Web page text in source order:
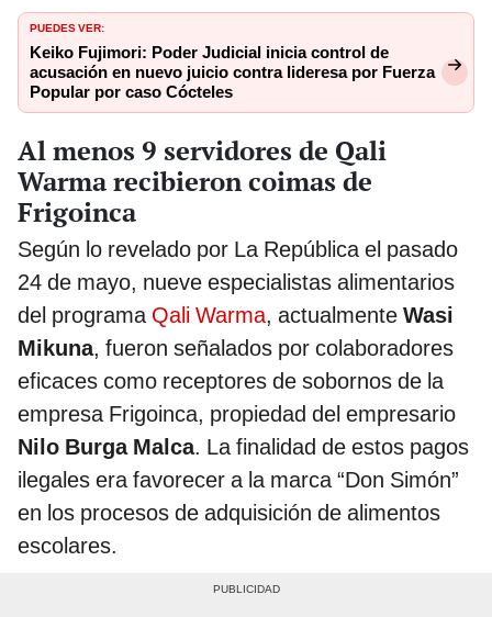
PUEDES VER:
Keiko Fujimori: Poder Judicial inicia control de
acusación en nuevo juicio contra lideresa por Fuerza
Popular por caso Cócteles
Al menos 9 servidores de Qali
Warma recibieron coimas de
Frigoinca
Según lo revelado por La República el pasado
24 de mayo, nueve especialistas alimentarios
del programa Qali Warma, actualmente Wasi
Mikuna, fueron señalados por colaboradores
eficaces como receptores de sobornos de la
empresa Frigoinca, propiedad del empresario
Nilo Burga Malca. La finalidad de estos pagos
ilegales era favorecer a la marca “Don Simón”
en los procesos de adquisición de alimentos
escolares.